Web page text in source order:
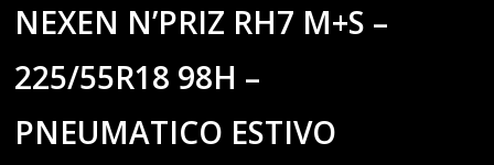
NEXEN N’PRIZ RH7 M+S –
225/55R18 98H –
PNEUMATICO ESTIVO